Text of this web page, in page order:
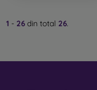
1 - 26 din total 26.